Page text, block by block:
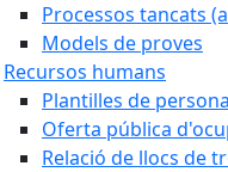
Processos tancats
Models de proves
Recursos humans
Plantilles de
Oferta pública
Relació de llocs de